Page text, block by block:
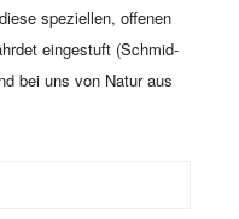
speziellen, offenen
eingestuft (Schmid-
bei uns von Natur aus